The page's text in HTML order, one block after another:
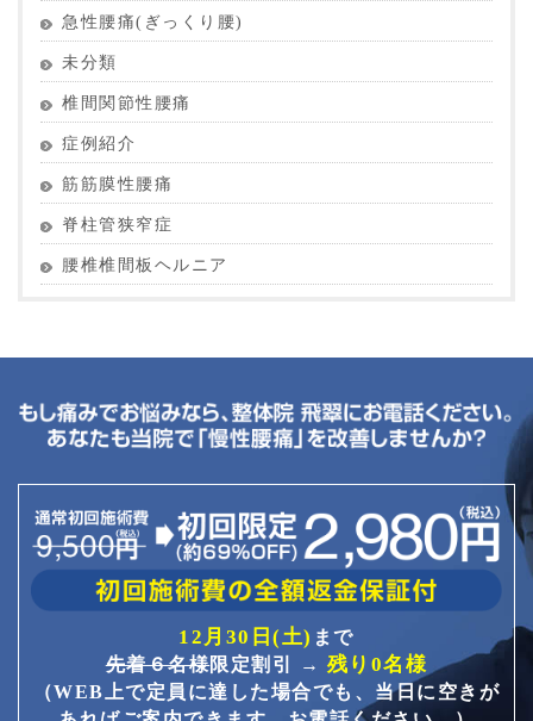
急性腰痛(ぎっくり腰)
未分類
椎間関節性腰痛
症例紹介
筋筋膜性腰痛
脊柱管狭窄症
腰椎椎間板ヘルニア
12月30日(土) まで
先着６名様限定割引 → 残り0名様
（WEB上で定員に達した場合でも、当日に空きが